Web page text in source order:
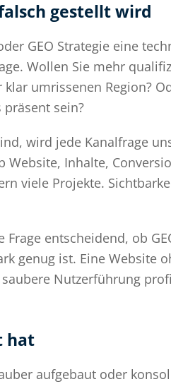
gestellt wird
GEO Strategie eine
Wollen Sie mehr
umrissenen Region?
sein?
wird jede Kanalfrage
Inhalte,
viele Projekte.
entscheidend, ob
genug ist. Eine Website
Nutzerführung
hat
aufgebaut oder